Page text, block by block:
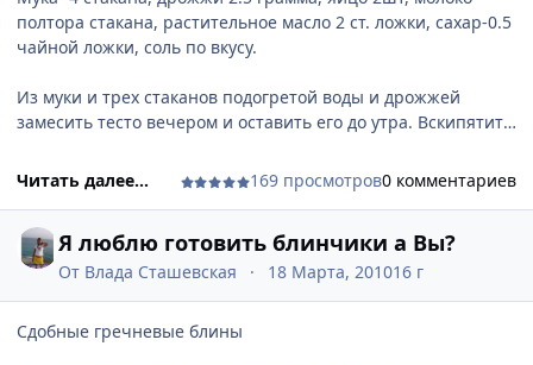
заболевания во рту, а если Вас ничего не беспокоит, то это
не значит, что стоматолога не нужно посещать.
истинно нового, даже в самом точном естествознании».
[img]http://xmages.net/upload/82df728f.jpg[/img]
после того, как квантовая гипотеза, прекрасно объяснила
два удивительных явления, обнаруженных
Вероятно читателю моего блога, гораздо понятнее, если
скажу, что вынужденное излучение- это явление, лежащее
полтора стакана, растительное масло 2 ст. ложки, сахар-0.5
чайной ложки, соль по вкусу.
Из муки и трех стаканов подогретой воды и дрожжей
замесить тесто вечером и оставить его до утра. Вскипятить
соль и растительное масло. Все хорошо перемешать.
Поставить в теплое место на 20-30 минут, чтоб тесто
блины[/url]на хорошо прогретой сковороде не смазывая
ее жиром.
Читать далее... 169 просмотров0 комментариев
Я люблю готовить блинчики а Вы?
От Влада Сташевская 18 Марта, 201016 г
Сдобные гречневые блины